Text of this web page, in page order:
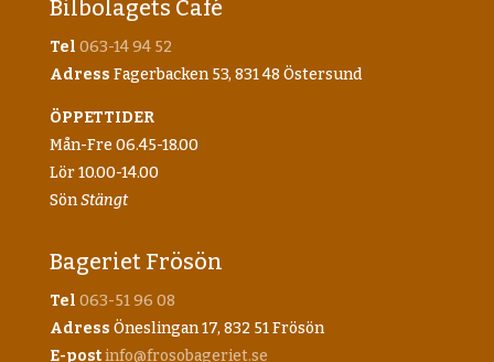
Bilbolagets Café
Tel 063-14 94 52
Adress Fagerbacken 53, 831 48 Östersund
ÖPPETTIDER
Mån-Fre 06.45-18.00
Lör 10.00-14.00
SönStängt
Bageriet Frösön
Tel 063-51 96 08
Adress Öneslingan 17, 832 51 Frösön
E-postinfo@frosobageriet.se